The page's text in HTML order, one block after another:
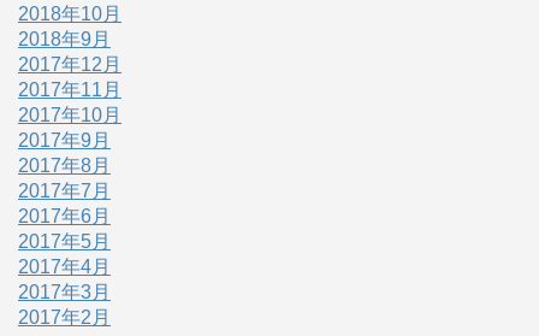
2018年10月
2018年9月
2017年12月
2017年11月
2017年10月
2017年9月
2017年8月
2017年7月
2017年6月
2017年5月
2017年4月
2017年3月
2017年2月